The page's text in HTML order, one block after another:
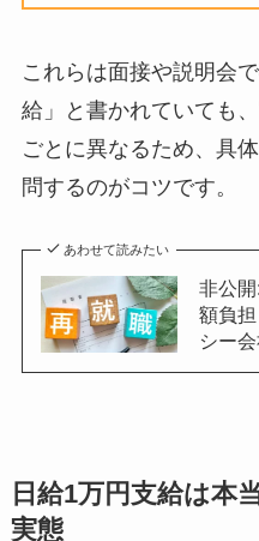
これらは面接や説明会
給」と書かれていても
ごとに異なるため、具
問するのがコツです。
あわせて読みたい
非公
額負
シー
日給1万円支給は本
実態